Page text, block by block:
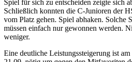
Spiel für sich zu entscheiden zeigte sich
Schließlich konnten die C-Junioren der
vom Platz gehen. Spiel abhaken. Solche
müssen einfach nur gewonnen werden.
weniger.
Eine deutliche Leistungssteigerung ist am